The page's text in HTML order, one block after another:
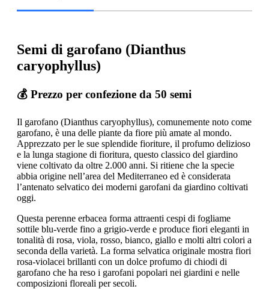
Semi di garofano (Dianthus
caryophyllus)
💰 Prezzo per confezione da 50 semi
Il garofano (Dianthus caryophyllus), comunemente noto come
garofano, è una delle piante da fiore più amate al mondo.
Apprezzato per le sue splendide fioriture, il profumo delizioso
e la lunga stagione di fioritura, questo classico del giardino
viene coltivato da oltre 2.000 anni. Si ritiene che la specie
abbia origine nell’area del Mediterraneo ed è considerata
l’antenato selvatico dei moderni garofani da giardino coltivati
oggi.
Questa perenne erbacea forma attraenti cespi di fogliame
sottile blu-verde fino a grigio-verde e produce fiori eleganti in
tonalità di rosa, viola, rosso, bianco, giallo e molti altri colori a
seconda della varietà. La forma selvatica originale mostra fiori
rosa-violacei brillanti con un dolce profumo di chiodi di
garofano che ha reso i garofani popolari nei giardini e nelle
composizioni floreali per secoli.